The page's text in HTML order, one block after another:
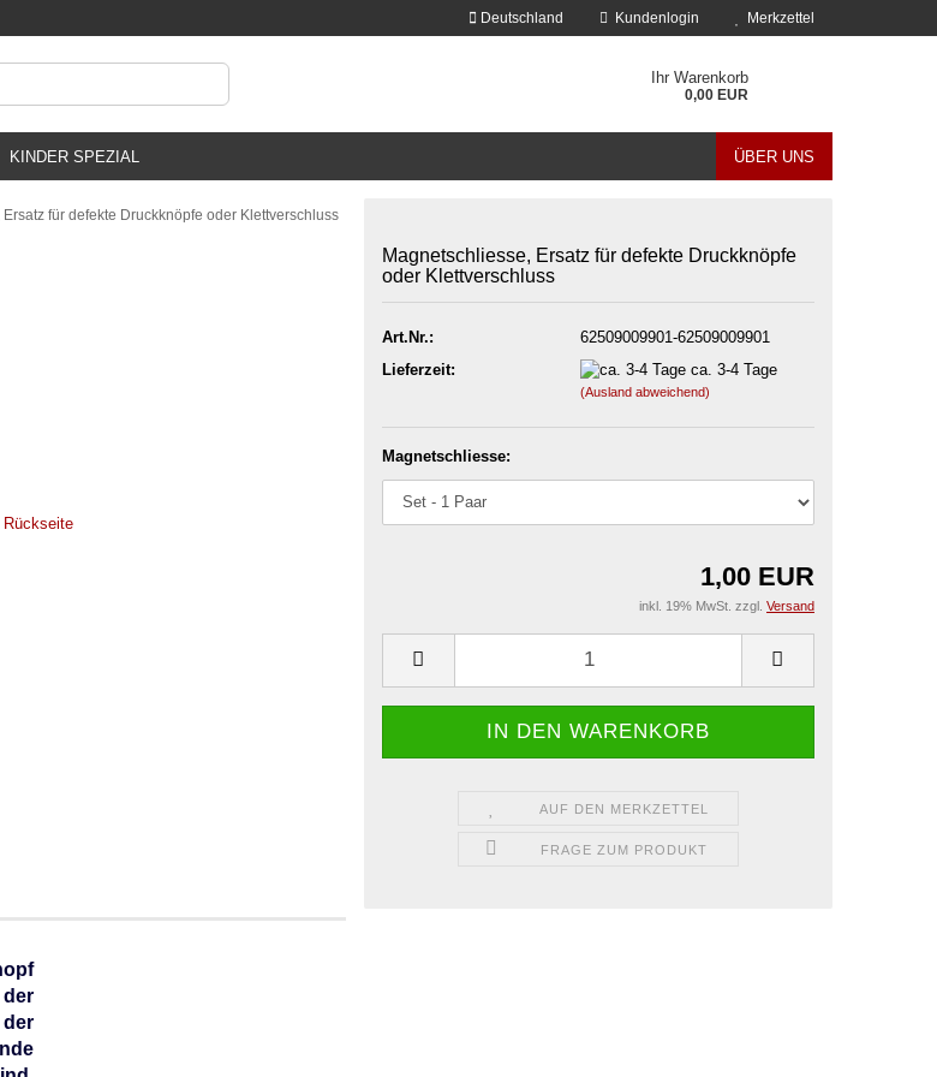
Deutschland
Lieferland
Kundenlogin
Konto erstellen
Passwort vergessen?
Merkzettel
Ihr Warenkorb
0,00 EUR
KINDER SPEZIAL ÜBER UNS
für defekte Druckknöpfe oder Klettverschluss
Magnetschliesse, Ersatz für defekte Druckknöpfe
oder Klettverschluss
Art.Nr.:
62509009901-62509009901
Lieferzeit:
ca. 3-4 Tage
(Ausland abweichend)
Magnetschliesse:
1,00 EUR
inkl. 19% MwSt. zzgl. Versand
AUF DEN MERKZETTEL
FRAGE ZUM PRODUKT